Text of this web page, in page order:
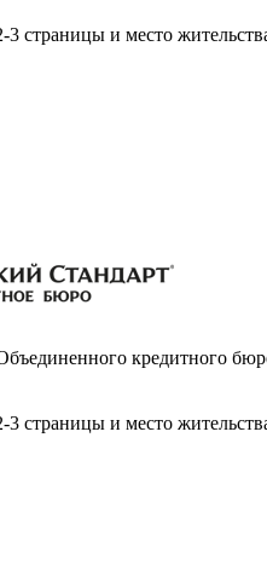
3 страницы и место
кредитного
3 страницы и место